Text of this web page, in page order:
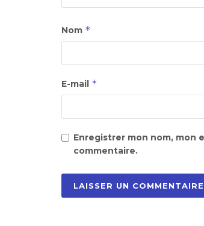
Nom *
E-mail *
Enregistrer mon nom, mon
commentaire.